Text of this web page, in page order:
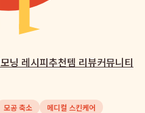
모닝 레시피추천템 리뷰커뮤니티
모공 축소
메디컬 스킨케어